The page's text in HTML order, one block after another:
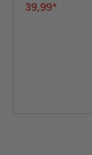
39,99*